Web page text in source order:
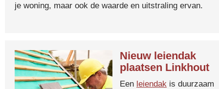
je woning, maar ook de waarde en uitstraling ervan.
Nieuw leiendak
plaatsen Linkhout
Een leiendak is duurzaam